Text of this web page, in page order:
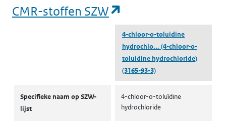
CMR-stoffen SZW
4-chloor-o-toluidine
hydrochlo... (4-chloor-o-
toluidine hydrochloride)
(3165-93-3)
Specifieke naam op SZW-
lijst
4-chloor-o-toluïdine
hydrochloride